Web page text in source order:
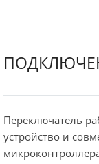
Переключатель
устройство и